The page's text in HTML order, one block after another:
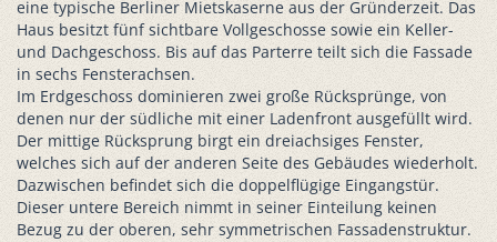
eine typische Berliner Mietskaserne aus der Gründerzeit. Das
Haus besitzt fünf sichtbare Vollgeschosse sowie ein Keller-
und Dachgeschoss. Bis auf das Parterre teilt sich die Fassade
in sechs Fensterachsen.
Im Erdgeschoss dominieren zwei große Rücksprünge, von
denen nur der südliche mit einer Ladenfront ausgefüllt wird.
Der mittige Rücksprung birgt ein dreiachsiges Fenster,
welches sich auf der anderen Seite des Gebäudes wiederholt.
Dazwischen befindet sich die doppelflügige Eingangstür.
Dieser untere Bereich nimmt in seiner Einteilung keinen
Bezug zu der oberen, sehr symmetrischen Fassadenstruktur.